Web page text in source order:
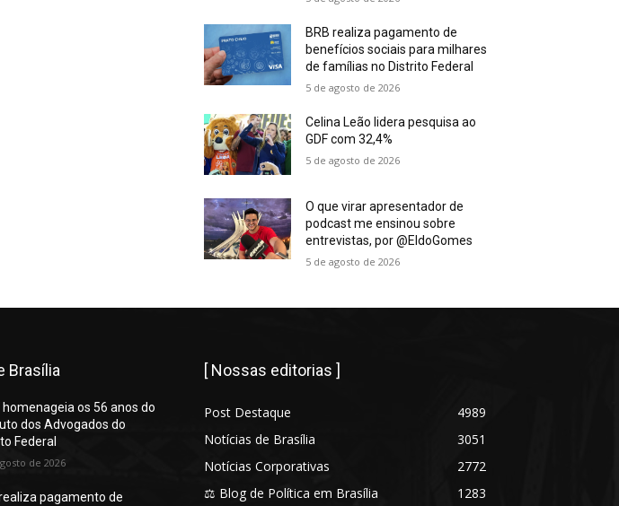
BRB realiza pagamento de
benefícios sociais para milhares
de famílias no Distrito Federal
5 de agosto de 2026
Celina Leão lidera pesquisa ao
GDF com 32,4%
5 de agosto de 2026
O que virar apresentador de
podcast me ensinou sobre
entrevistas, por @EldoGomes
5 de agosto de 2026
Brasília
homenageia os 56 anos do
dos Advogados do
Federal
de 2026
pagamento de
[ Nossas editorias ]
Post Destaque
4989
Notícias de Brasília
3051
Notícias Corporativas
2772
⚖️ Blog de Política em Brasília
1283